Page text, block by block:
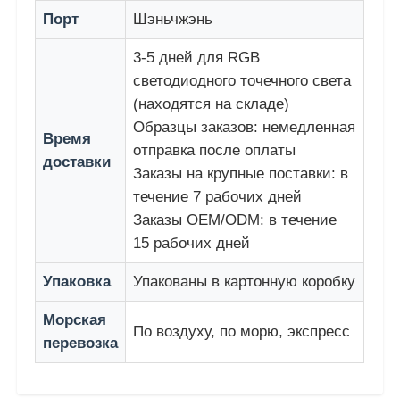
Порт Шэньчжэнь
Время
доставки
3-5 дней для RGB
светодиодного точечного света
(находятся на складе)
Образцы заказов: немедленная
отправка после оплаты
Заказы на крупные поставки: в
течение 7 рабочих дней
Заказы OEM/ODM: в течение
15 рабочих дней
Упаковка Упакованы в картонную коробку
Морская
перевозка
По воздуху, по морю, экспресс